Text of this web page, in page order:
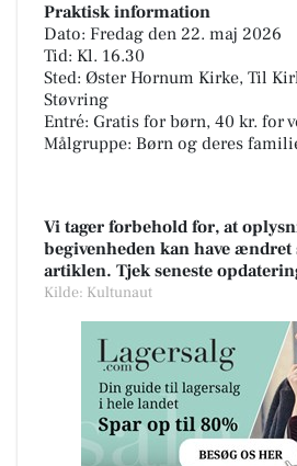
Praktisk information
Dato: Fredag den 22. maj 2026
Tid: Kl. 16.30
Sted: Øster Hornum Kirke, Til
Støvring
Entré: Gratis for børn, 40 kr. for
Målgruppe: Børn og deres
Vi tager forbehold for, at
begivenheden kan have ændret
artiklen. Tjek seneste
Kilde: Kultunaut